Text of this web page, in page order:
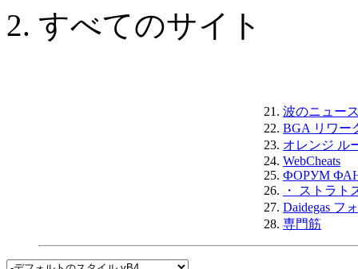
すべてのサイト
21.波のニュー
22.BGA リワー
23. オレンジ ル
24.WebCheats
25.ФОРУМ
26.
・ ストラト
27.Daidegas フ
28.専門筋